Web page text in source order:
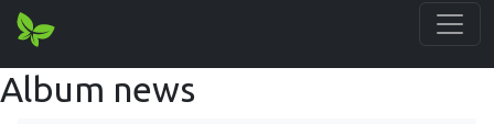
Album news